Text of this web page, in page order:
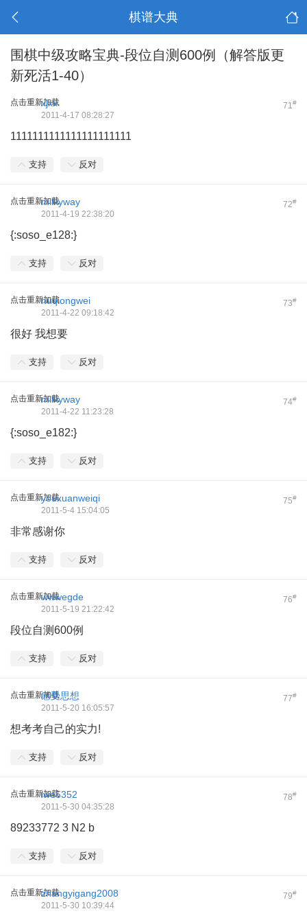
棋谱大典
围棋中级攻略宝典-段位自测600例（解答版更
新死活1-40）
点击重新加载 71#
xjxx
2011-4-17 08:28:27
1111111111111111111111
支持 反对
点击重新加载 72#
milkyway
2011-4-19 22:38:20
{:soso_e128:}
支持 反对
点击重新加载 73#
huqiongwei
2011-4-22 09:18:42
很好 我想要
支持 反对
点击重新加载 74#
milkyway
2011-4-22 11:23:28
{:soso_e182:}
支持 反对
点击重新加载 75#
youxuanweiqi
2011-5-4 15:04:05
非常感谢你
支持 反对
点击重新加载 76#
wwwegde
2011-5-19 21:22:42
段位自测600例
支持 反对
点击重新加载 77#
感受思想
2011-5-20 16:05:57
想考考自己的实力!
支持 反对
点击重新加载 78#
lwe5352
2011-5-30 04:35:28
89233772 3 N2 b
支持 反对
点击重新加载 79#
zhangyigang2008
2011-5-30 10:39:44